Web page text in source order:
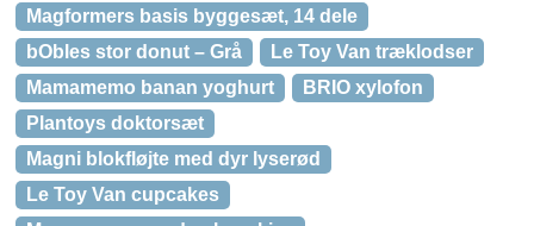
Magformers basis byggesæt, 14 dele
bObles stor donut – Grå
Le Toy Van træklodser
Mamamemo banan yoghurt
BRIO xylofon
Plantoys doktorsæt
Magni blokfløjte med dyr lyserød
Le Toy Van cupcakes